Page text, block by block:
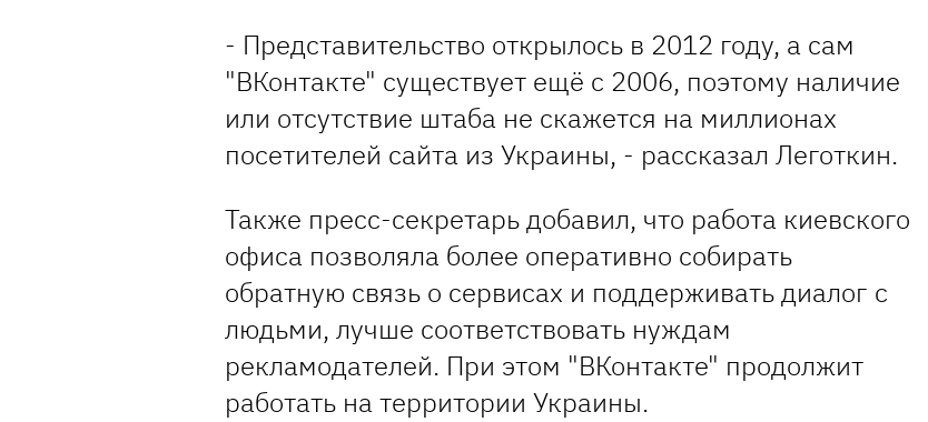
- Представительство открылось в 2012 году, а сам
"ВКонтакте" существует ещё с 2006, поэтому наличие
или отсутствие штаба не скажется на миллионах
посетителей сайта из Украины, - рассказал Леготкин.
Также пресс-секретарь добавил, что работа киевского
офиса позволяла более оперативно собирать
обратную связь о сервисах и поддерживать диалог с
людьми, лучше соответствовать нуждам
рекламодателей. При этом "ВКонтакте" продолжит
работать на территории Украины.